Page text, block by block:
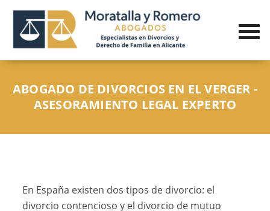
ABOGADO DE DIVORCIOS EN EL VERGER -
ASESORAMIENTO LEGAL EXPERTO
En España existen dos tipos de divorcio: el
divorcio contencioso y el divorcio de mutuo